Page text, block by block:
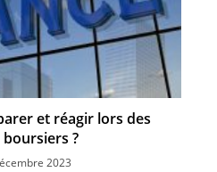
et réagir lors des
?
2023